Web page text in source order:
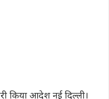
किया आदेश नई दिल्ली।